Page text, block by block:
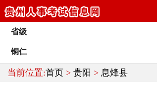
省级
铜仁
当前位置:首页 > 贵阳 > 息烽县